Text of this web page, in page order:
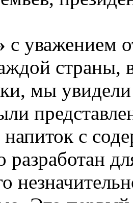
с уважением
страны,
мы
с
разработан